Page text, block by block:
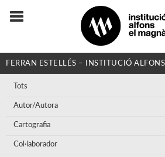
FERRAN ESTELLÉS – INSTITUCIÓ
Tots
Autor/Autora
Cartografia
Col·laborador